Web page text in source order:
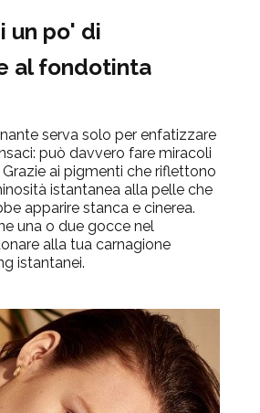
un po' di
al fondotinta
serva solo per enfatizzare
può davvero fare miracoli
ai pigmenti che riflettono
istantanea alla pelle che
apparire stanca e cinerea.
una o due gocce nel
alla tua carnagione
istantanei.